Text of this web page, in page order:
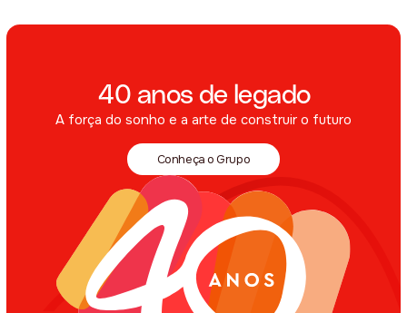
40 anos de legado
A força do sonho e a arte de construir o futuro
Conheça o Grupo